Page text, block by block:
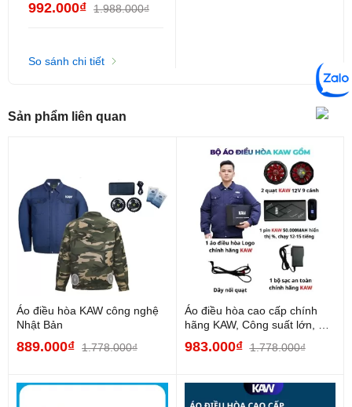
Nam, Nữ
992.000₫ 1.988.000₫
So sánh chi tiết
Sản phẩm liên quan
Áo điều hòa KAW công nghệ
Nhật Bản
889.000₫ 1.778.000₫
Áo điều hòa cao cấp chính
hãng KAW, Công suất lớn, Pin
12 tiếng, Pin...
983.000₫ 1.778.000₫